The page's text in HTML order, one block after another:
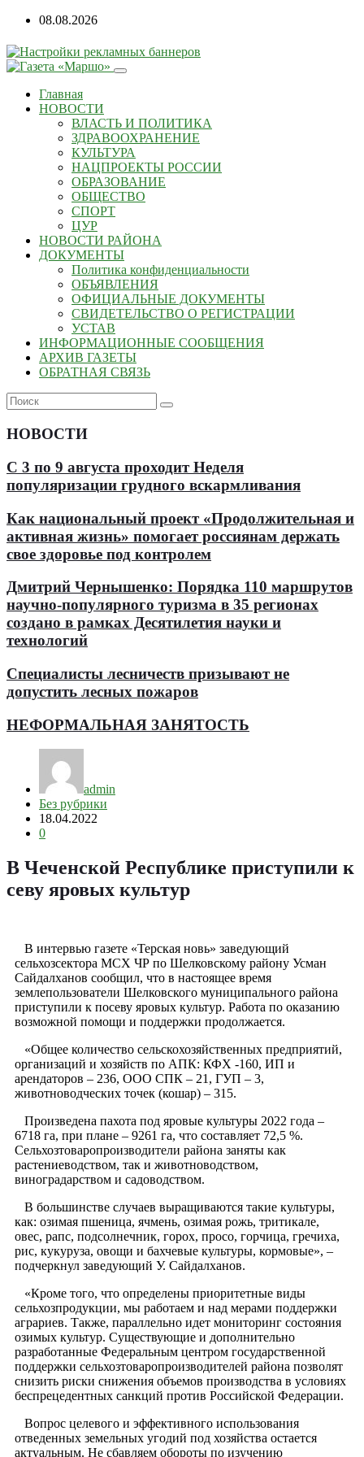
08.08.2026
Главная
НОВОСТИ
ВЛАСТЬ И ПОЛИТИКА
ЗДРАВООХРАНЕНИЕ
КУЛЬТУРА
НАЦПРОЕКТЫ РОССИИ
ОБРАЗОВАНИЕ
ОБЩЕСТВО
СПОРТ
ЦУР
НОВОСТИ РАЙОНА
ДОКУМЕНТЫ
Политика конфиденциальности
ОБЪЯВЛЕНИЯ
ОФИЦИАЛЬНЫЕ ДОКУМЕНТЫ
СВИДЕТЕЛЬСТВО О РЕГИСТРАЦИИ
УСТАВ
ИНФОРМАЦИОННЫЕ СООБЩЕНИЯ
АРХИВ ГАЗЕТЫ
ОБРАТНАЯ СВЯЗЬ
НОВОСТИ
С 3 по 9 августа проходит Неделя
популяризации грудного вскармливания
Как национальный проект «Продолжительная и
активная жизнь» помогает россиянам держать
свое здоровье под контролем
Дмитрий Чернышенко: Порядка 110 маршрутов
научно-популярного туризма в 35 регионах
создано в рамках Десятилетия науки и
технологий
Специалисты лесничеств призывают не
допустить лесных пожаров
НЕФОРМАЛЬНАЯ ЗАНЯТОСТЬ
admin
Без рубрики
18.04.2022
0
В Чеченской Республике приступили к
севу яровых культур
В интервью газете «Терская новь» заведующий
сельхозсектора МСХ ЧР по Шелковскому району Усман
Сайдалханов сообщил, что в настоящее время
землепользователи Шелковского муниципального района
приступили к посеву яровых культур. Работа по оказанию
возможной помощи и поддержки продолжается.
«Общее количество сельскохозяйственных предприятий,
организаций и хозяйств по АПК: КФХ -160, ИП и
арендаторов – 236, ООО СПК – 21, ГУП – 3,
животноводческих точек (кошар) – 315.
Произведена пахота под яровые культуры 2022 года –
6718 га, при плане – 9261 га, что составляет 72,5 %.
Сельхозтоваропроизводители района заняты как
растениеводством, так и животноводством,
виноградарством и садоводством.
В большинстве случаев выращиваются такие культуры,
как: озимая пшеница, ячмень, озимая рожь, тритикале,
овес, рапс, подсолнечник, горох, просо, горчица, гречиха,
рис, кукуруза, овощи и бахчевые культуры, кормовые», –
подчеркнул заведующий У. Сайдалханов.
«Кроме того, что определены приоритетные виды
сельхозпродукции, мы работаем и над мерами поддержки
аграриев. Также, параллельно идет мониторинг состояния
озимых культур. Существующие и дополнительно
разработанные Федеральным центром государственной
поддержки сельхозтоваропроизводителей района позволят
снизить риски снижения объемов производства в условиях
беспрецедентных санкций против Российской Федерации.
Вопрос целевого и эффективного использования
отведенных земельных угодий под хозяйства остается
актуальным. Не сбавляем обороты по изучению